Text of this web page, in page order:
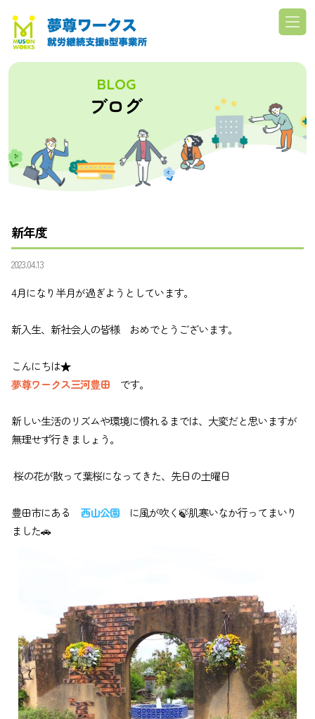
BLOG
ブログ
新年度
2023.04.13
4月になり半月が過ぎようとしています。
新入生、新社会人の皆様 おめでとうございます。
こんにちは★
夢尊ワークス三河豊田 です。
新しい生活のリズムや環境に慣れるまでは、大変だと思いますが
無理せず行きましょう。
桜の花が散って葉桜になってきた、先日の土曜日
豊田市にある 西山公園 に風が吹く🍃肌寒いなか行ってまいり
ました🚗